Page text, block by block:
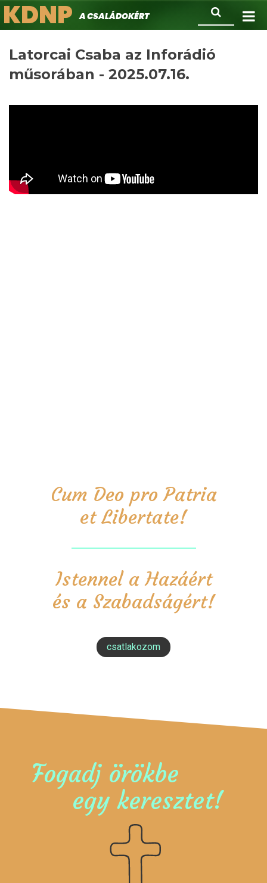
Ugrás
a
Keresés
KDNPA családokért.
Latorcai Csaba az Inforádió
műsorában - 2025.07.16.
Cum Deo pro Patria
et Libertate!
Istennel a Hazáért
és a Szabadságért!
csatlakozom
Fogadj örökbe
egy keresztet!